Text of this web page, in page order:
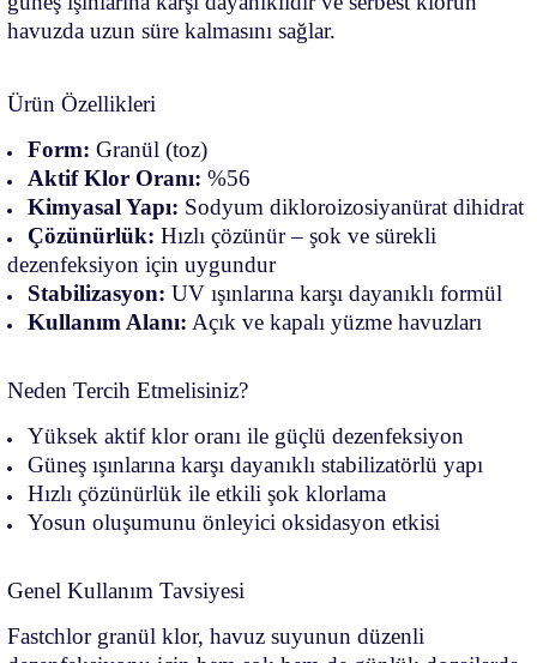
havuzda uzun süre kalmasını sağlar.
Ürün Özellikleri
Form: Granül (toz)
Aktif Klor Oranı: %56
Kimyasal Yapı: Sodyum dikloroizosiyanürat dihidrat
Çözünürlük: Hızlı çözünür – şok ve sürekli
dezenfeksiyon için uygundur
Stabilizasyon: UV ışınlarına karşı dayanıklı formül
Kullanım Alanı: Açık ve kapalı yüzme havuzları
Neden Tercih Etmelisiniz?
Yüksek aktif klor oranı ile güçlü dezenfeksiyon
Güneş ışınlarına karşı dayanıklı stabilizatörlü yapı
Hızlı çözünürlük ile etkili şok klorlama
Yosun oluşumunu önleyici oksidasyon etkisi
Genel Kullanım Tavsiyesi
Fastchlor granül klor, havuz suyunun düzenli